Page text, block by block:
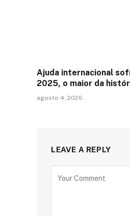
Ajuda internacional
2025, o maior da
agosto 4, 2026
LEAVE A REPLY